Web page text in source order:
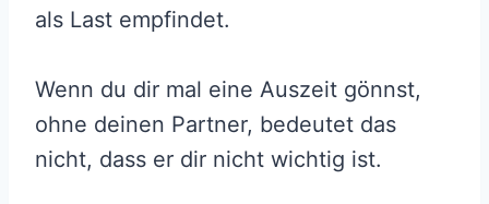
als Last empfindet.
Wenn du dir mal eine Auszeit gönnst,
ohne deinen Partner, bedeutet das
nicht, dass er dir nicht wichtig ist.